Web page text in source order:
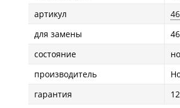
артикул
для замены
состояние
производитель
гарантия